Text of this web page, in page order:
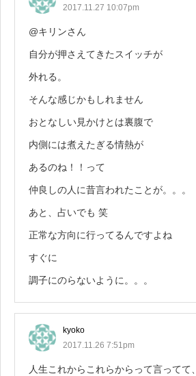
2017.11.27 10:07pm
@キリンさん
自分が押さえてきたスイッチが
外れる。
そんな感じかもしれません
おとなしい見かけとは裏腹で
内側には煮えたぎる情熱が
あるのね！！って
仲良しの人に昔言われたことが。。。
あと、占いでも 笑
正常な方向に行ってるんですよね
すぐに
調子にのらないように。。。
kyoko
2017.11.26 7:51pm
人生これからこれらからって言ってて、